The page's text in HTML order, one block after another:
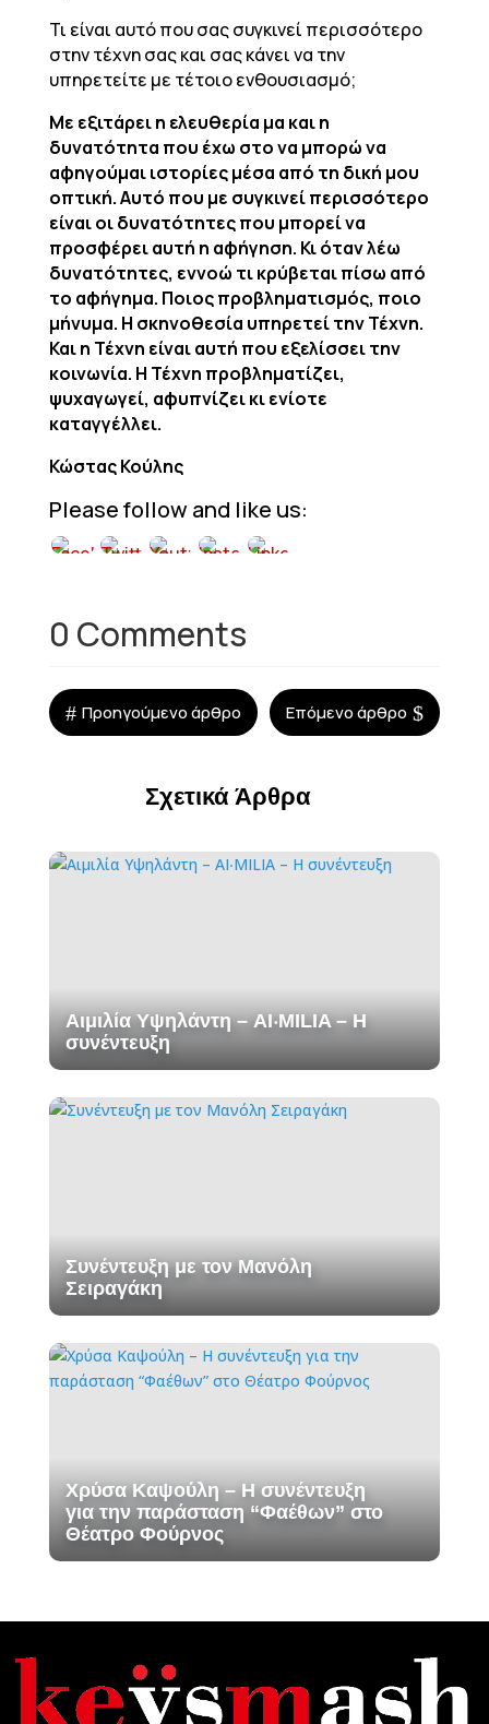
Τι είναι αυτό που σας συγκινεί περισσότερο
στην τέχνη σας και σας κάνει να την
υπηρετείτε με τέτοιο ενθουσιασμό;
Με εξιτάρει η ελευθερία μα και η
δυνατότητα που έχω στο να μπορώ να
αφηγούμαι ιστορίες μέσα από τη δική μου
οπτική. Αυτό που με συγκινεί περισσότερο
είναι οι δυνατότητες που μπορεί να
προσφέρει αυτή η αφήγηση. Κι όταν λέω
δυνατότητες, εννοώ τι κρύβεται πίσω από
το αφήγημα. Ποιος προβληματισμός, ποιο
μήνυμα. Η σκηνοθεσία υπηρετεί την Τέχνη.
Και η Τέχνη είναι αυτή που εξελίσσει την
κοινωνία. Η Τέχνη προβληματίζει,
ψυχαγωγεί, αφυπνίζει κι ενίοτε
καταγγέλλει.
Κώστας Κούλης
Please follow and like us:
0 Comments
# Προηγούμενο άρθρο Επόμενο άρθρο $
Σχετικά Άρθρα
Αιμιλία Υψηλάντη – AI‧MILIA – Η
συνέντευξη
Συνέντευξη με τον Μανόλη
Σειραγάκη
Χρύσα Καψούλη – Η συνέντευξη
για την παράσταση “Φαέθων” στο
Θέατρο Φούρνος